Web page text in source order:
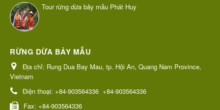
Tour rừng dừa bảy mẫu Phát Huy
RỪNG DỪA BẢY MẪU
Địa chỉ: Rung Dua Bay Mau, tp. Hội An, Quang Nam Province,
Vietnam
Điện thoại: +84-903564336 +84-903564336
Fax: +84-903564336